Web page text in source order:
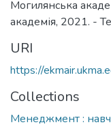
Могилянська
академія, 2021. -
URI
https://
Collections
Менеджмент :